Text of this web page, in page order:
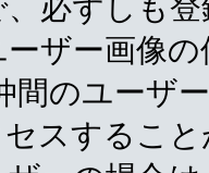
必ずしも
ザー画像
間のユーザ
スするこ